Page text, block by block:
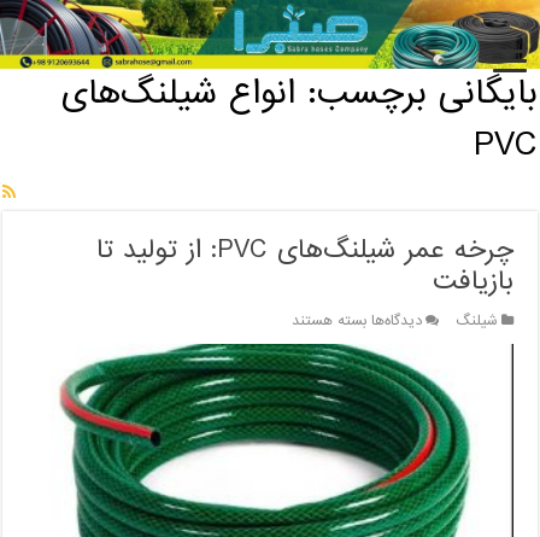
خانه / بایگانی برچسب: انواع شیلنگ‌های PVC
بایگانی برچسب: انواع شیلنگ‌های
PVC
چرخه عمر شیلنگ‌های PVC: از تولید تا
بازیافت
شیلنگ دیدگاه‌هابرای
چرخه
عمر
شیلنگ‌های
PVC:
از
تولید
تا
بازیافت
بسته هستند